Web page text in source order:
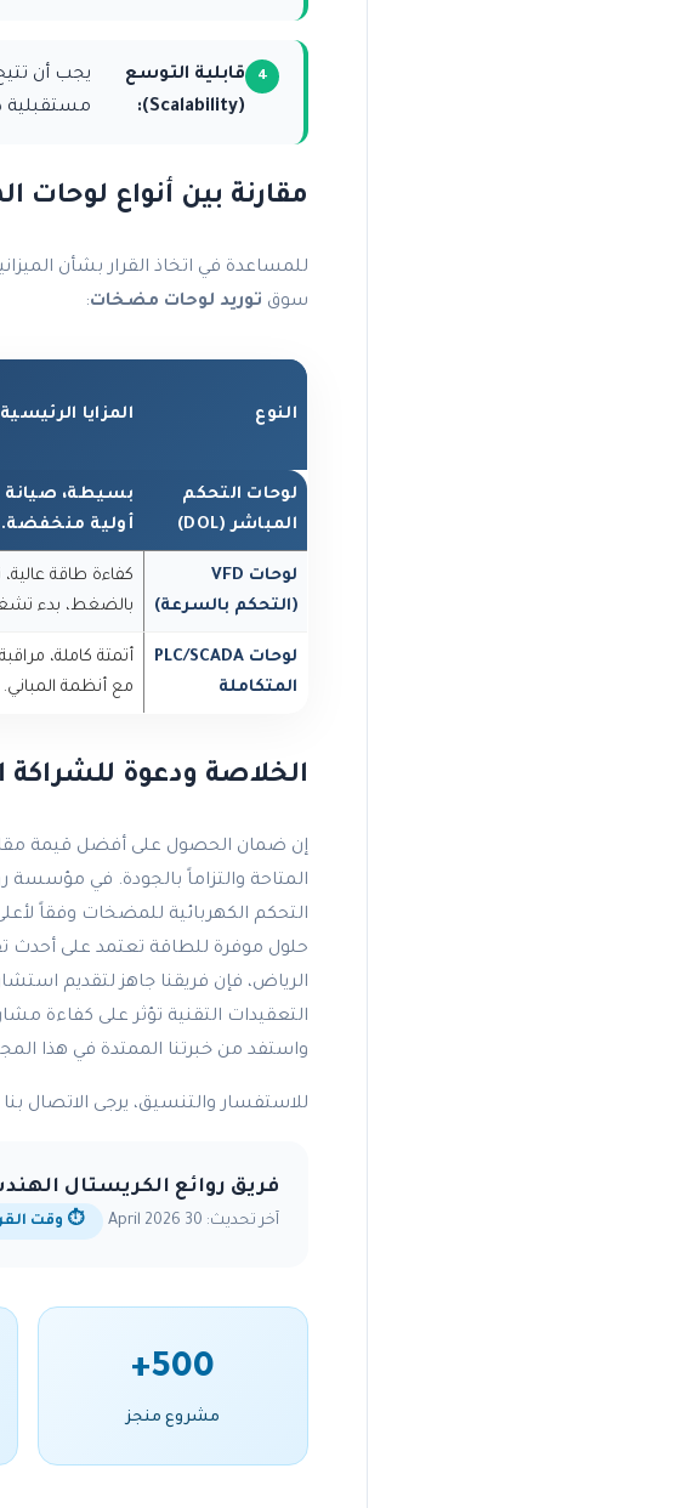
قابلية التوسع
(Scalability):
يجب أن
مستقبلية
مقارنة بين أنواع
للمساعدة في اتخاذ القرار بشأن
سوق توريد لوحات مضخات:
النوع المزايا الرئيسية
لوحات التحكم
المباشر (DOL)
بسيطة، صيانة
أولية منخفضة.
لوحات VFD
(التحكم بالسرعة)
كفاءة طاقة
بالضغط، بدء
لوحات PLC/SCADA
المتكاملة
أتمتة كاملة،
مع أنظمة المباني.
الخلاصة ودعوة للشراكة
إن ضمان الحصول على أفضل قيمة
المتاحة والتزاماً بالجودة. في
التحكم الكهربائية للمضخات وفقاً
التعقيدات التقنية تؤثر على
واستفد من خبرتنا الممتدة في هذا
للاستفسار والتنسيق، يرجى الاتصال
فريق روائع الكريستال
آخر تحديث: 30 April 2026 ⏱️ وقت القراءة:
500+
مشروع منجز